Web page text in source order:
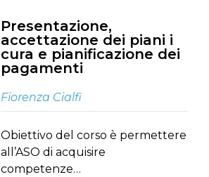
Presentazione,
accettazione dei piani i
cura e pianificazione dei
pagamenti
Fiorenza Cialfi
Obiettivo del corso è permettere
all’ASO di acquisire
competenze…